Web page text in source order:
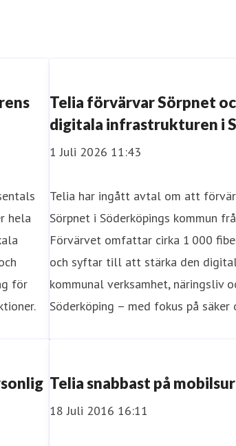
hela
för
Telia förvärvar Sörpnet
digitala infrastrukturen i
1 Juli 2026 11:43
Telia har ingått avtal om att
Sörpnet i Söderköpings kommun
Förvärvet omfattar cirka 1 000
och syftar till att stärka den
kommunal verksamhet, näringsliv
Söderköping – med fokus på
Telia snabbast på
18 Juli 2016 16:11